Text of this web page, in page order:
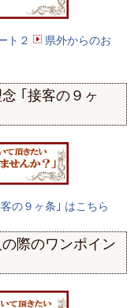
ト２
県外からのお
｢接客の９ヶ
の９ヶ条｣ はこちら
際のワンポイン